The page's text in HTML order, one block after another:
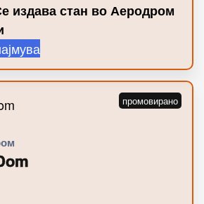
издава стан во Аеродром